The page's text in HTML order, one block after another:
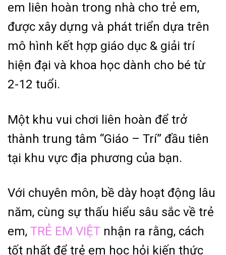
em liên hoàn trong nhà cho trẻ em,
được xây dựng và phát triển dựa trên
mô hình kết hợp giáo dục & giải trí
hiện đại và khoa học dành cho bé từ
2-12 tuổi.
Một khu vui chơi liên hoàn để trở
thành trung tâm “Giáo – Trí” đầu tiên
tại khu vực địa phương của bạn.
Với chuyên môn, bề dày hoạt động lâu
năm, cùng sự thấu hiểu sâu sắc về trẻ
em, TRẺ EM VIỆT nhận ra rằng, cách
tốt nhất để trẻ em học hỏi kiến thức